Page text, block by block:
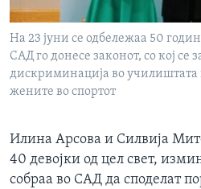
На 23 јуни се одбележаа 50
САД го донесе законот, со кој се
дискриминација во училиштата
жените во спортот
Илина Арсова и Силвија
40 девојки од цел свет,
собраа во САД да споделат